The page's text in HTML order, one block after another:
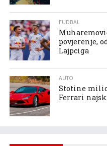
FUDBAL
povjerenje,
Lajpciga
AUTO
Stotine
Ferrari